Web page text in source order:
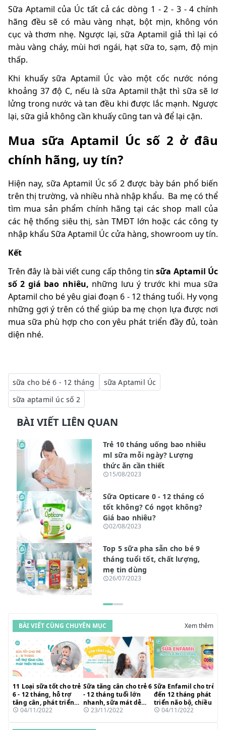
Sữa Aptamil của Úc tất cả các dòng 1 - 2 - 3 - 4 chính
hãng đều sẽ có màu vàng nhạt, bột mịn, không vón
cục và thơm nhẹ. Ngược lại, sữa Aptamil giả thì lại có
màu vàng cháy, mùi hơi ngái, hạt sữa to, sạm, độ mịn
thấp.
Khi khuấy sữa Aptamil Úc vào một cốc nước nóng
khoảng 37 độ C, nếu là sữa Aptamil thật thì sữa sẽ lơ
lửng trong nước và tan đều khi được lắc mạnh. Ngược
lại, sữa giả không cần khuấy cũng tan và để lại cặn.
Mua sữa Aptamil Úc số 2 ở đâu
chính hãng, uy tín?
Hiện nay, sữa Aptamil Úc số 2 được bày bán phổ biến
trên thị trường, và nhiều nhà nhập khẩu. Ba mẹ có thể
tìm mua sản phẩm chính hãng tại các shop mall của
các hệ thống siêu thị, sàn TMĐT lớn hoặc các công ty
nhập khẩu Sữa Aptamil Úc cửa hàng, showroom uy tín.
Kết
Trên đây là bài viết cung cấp thông tin sữa Aptamil Úc
số 2 giá bao nhiêu, những lưu ý trước khi mua sữa
Aptamil cho bé yêu giai đoạn 6 - 12 tháng tuổi. Hy vọng
những gợi ý trên có thể giúp ba mẹ chọn lựa được nơi
mua sữa phù hợp cho con yêu phát triển đầy đủ, toàn
diện nhé.
sữa cho bé 6 - 12 tháng
sữa Aptamil Úc
sữa aptamil úc số 2
BÀI VIẾT LIÊN QUAN
Trẻ 10 tháng uống bao nhiêu
ml sữa mỗi ngày? Lượng
thức ăn cần thiết
15/08/2023
Sữa Opticare 0 - 12 tháng có
tốt không? Có ngọt không?
Giá bao nhiêu?
02/08/2023
Top 5 sữa pha sẵn cho bé 9
tháng tuổi tốt, chất lượng,
mẹ tin dùng
26/07/2023
BÀI VIẾT CÙNG CHUYÊN MỤC Xem thêm
11 Loại sữa tốt cho trẻ
6 - 12 tháng, hỗ trợ
tăng cân, phát triển
thị lực - trí não
04/11/2022
Sữa tăng cân cho trẻ 6
- 12 tháng tuổi lớn
nhanh, sữa mát dễ
hấp thụ dưỡng chất
23/11/2022
Sữa Enfamil cho trẻ 6
đến 12 tháng phát
triển não bộ, chiều cao
và tầm vóc tối đa
04/11/2022